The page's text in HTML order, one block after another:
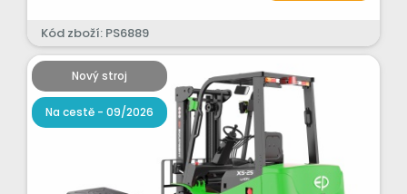
Kód zboží: PS6889
Nový stroj
Na cestě - 09/2026